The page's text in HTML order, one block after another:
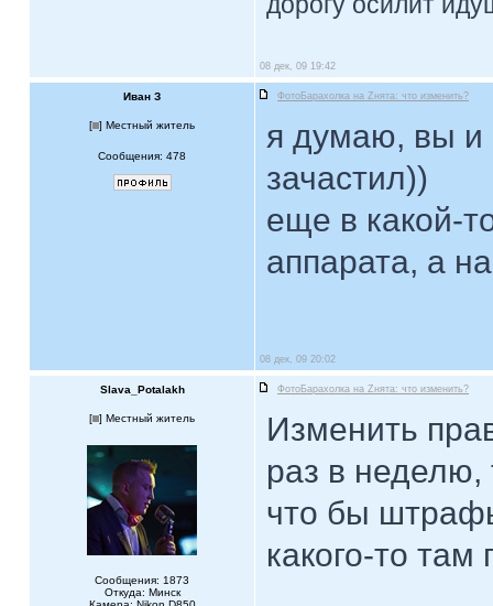
08 дек, 09 19:42
Иван З ФотоБарахолка на Zнята: что изменить?
[ ] Местный житель
Сообщения: 478
я думаю, вы и
зачастил))
еще в какой-
аппарата, а
08 дек, 09 20:02
Slava_Potalakh ФотоБарахолка на Zнята: что изменить?
[ ] Местный житель
Сообщения: 1873
Откуда: Минск
Изменить
раз в неделю,
что бы
какого-то